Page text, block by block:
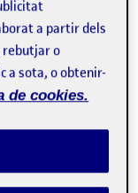
a partir dels
rebutjar o
a sota, o obtenir-
de cookies.